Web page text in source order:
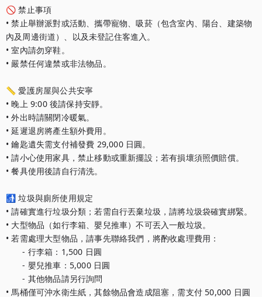
🚫 禁止事項
• 禁止舉辦派對或活動、攜帶寵物、吸菸（包含室內、陽台、建築物
內及周邊街道）、以及未登記住客進入。
• 室內請勿穿鞋。
• 嚴禁任何違禁或非法物品。
📏 愛護房屋與公共安寧
• 晚上 9:00 後請保持安靜。
• 外出時請關閉冷暖氣。
• 延遲退房將產生額外費用。
• 鑰匙遺失需支付補發費 29,000 日圓。
• 請小心使用家具，禁止移動或重新擺設；若有損壞須照價賠償。
• 餐具使用後請自行清洗。
🚮 垃圾與廁所使用規定
• 請確實進行垃圾分類；若需自行丟棄垃圾，請將垃圾袋確實綁緊。
• 大型物品（如行李箱、嬰兒推車）不可丟入一般垃圾。
• 若需處理大型物品，請事先聯絡我們，將酌收處理費用：
- 行李箱：1,500 日圓
- 嬰兒推車：5,000 日圓
- 其他物品請另行詢問
• 馬桶僅可沖水衛生紙，其餘物品會造成阻塞，需支付 50,000 日圓